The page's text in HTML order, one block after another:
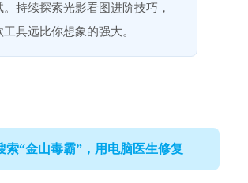
持续探索光影看图进阶技巧，
具远比你想象的强大。
索“金山毒霸”，用电脑医生修复